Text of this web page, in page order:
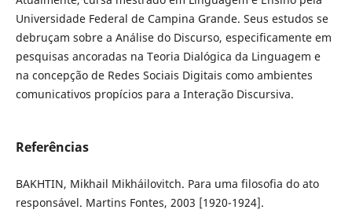
Universidade Federal de Campina Grande. Seus estudos se
debruçam sobre a Análise do Discurso, especificamente em
pesquisas ancoradas na Teoria Dialógica da Linguagem e
na concepção de Redes Sociais Digitais como ambientes
comunicativos propícios para a Interação Discursiva.
Referências
BAKHTIN, Mikhail Mikháilovitch. Para uma filosofia do ato
responsável. Martins Fontes, 2003 [1920-1924].